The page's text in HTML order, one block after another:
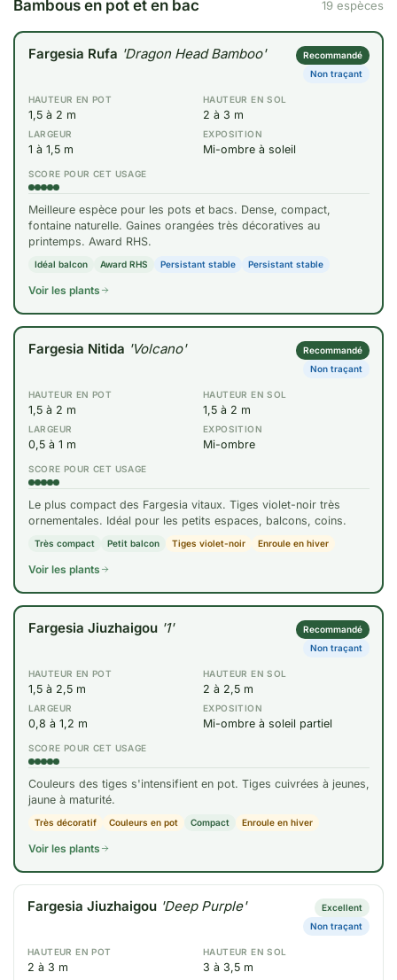
Bambous en pot et en bac 19 espèces
Fargesia Rufa 'Dragon Head Bamboo'
Recommandé
Non traçant
HAUTEUR EN POT
1,5 à 2 m
HAUTEUR EN SOL
2 à 3 m
LARGEUR
1 à 1,5 m
EXPOSITION
Mi-ombre à soleil
SCORE POUR CET USAGE
Meilleure espèce pour les pots et bacs. Dense, compact,
fontaine naturelle. Gaines orangées très décoratives au
printemps. Award RHS.
Idéal balcon Award RHS Persistant stable Persistant stable
Voir les plants
Fargesia Nitida 'Volcano'
Recommandé
Non traçant
HAUTEUR EN POT
1,5 à 2 m
HAUTEUR EN SOL
1,5 à 2 m
LARGEUR
0,5 à 1 m
EXPOSITION
Mi-ombre
SCORE POUR CET USAGE
Le plus compact des Fargesia vitaux. Tiges violet-noir très
ornementales. Idéal pour les petits espaces, balcons, coins.
Très compact Petit balcon Tiges violet-noir Enroule en hiver
Voir les plants
Fargesia Jiuzhaigou '1'
Recommandé
Non traçant
HAUTEUR EN POT
1,5 à 2,5 m
HAUTEUR EN SOL
2 à 2,5 m
LARGEUR
0,8 à 1,2 m
EXPOSITION
Mi-ombre à soleil partiel
SCORE POUR CET USAGE
Couleurs des tiges s'intensifient en pot. Tiges cuivrées à jeunes,
jaune à maturité.
Très décoratif Couleurs en pot Compact Enroule en hiver
Voir les plants
Fargesia Jiuzhaigou 'Deep Purple'
Excellent
Non traçant
HAUTEUR EN POT
2 à 3 m
HAUTEUR EN SOL
3 à 3,5 m